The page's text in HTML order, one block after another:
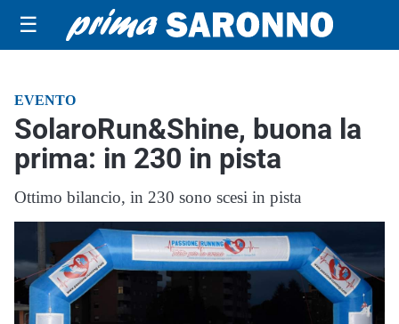
☰
EVENTO
SolaroRun&Shine, buona la
prima: in 230 in pista
Ottimo bilancio, in 230 sono scesi in pista